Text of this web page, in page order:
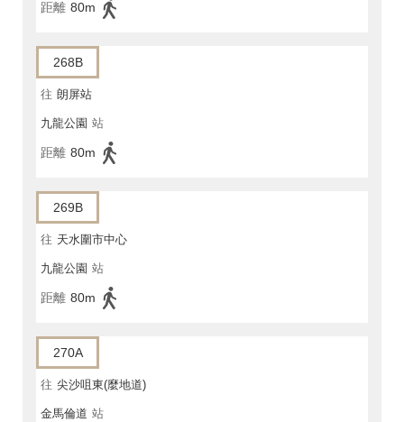
距離 80m
268B
往 朗屏站
九龍公園 站
距離 80m
269B
往 天水圍市中心
九龍公園 站
距離 80m
270A
往 尖沙咀東(麼地道)
金馬倫道 站